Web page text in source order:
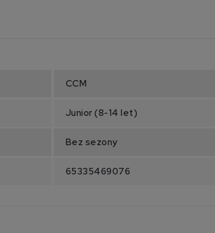
CCM
Junior (8-14 let)
Bez sezony
65335469076